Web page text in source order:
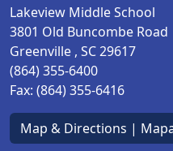
Lakeview Middle School
3801 Old Buncombe Road
Greenville , SC29617
(864) 355-6400
Fax: (864) 355-6416
Map & Directions |